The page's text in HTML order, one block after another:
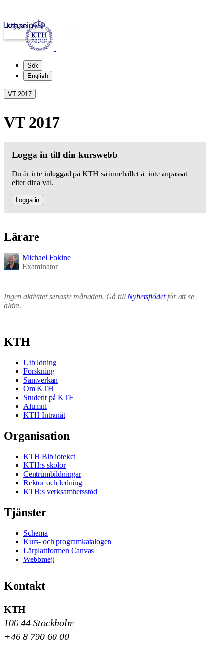
kth.se
Logga in
Sök
English
VT 2017
VT 2017
Logga in till din kurswebb
Du är inte inloggad på KTH så innehållet är inte anpassat
efter dina val.
Logga in
Lärare
Michael Fokine
Examinator
Ingen aktivitet senaste månaden. Gå till Nyhetsflödetför att se
äldre.
KTH
Utbildning
Forskning
Samverkan
Om KTH
Student på KTH
Alumni
KTH Intranät
Organisation
KTH Biblioteket
KTH:s skolor
Centrumbildningar
Rektor och ledning
KTH:s verksamhetsstöd
Tjänster
Schema
Kurs- och programkatalogen
Lärplattformen Canvas
Webbmejl
Kontakt
KTH
100 44 Stockholm
+46 8 790 60 00